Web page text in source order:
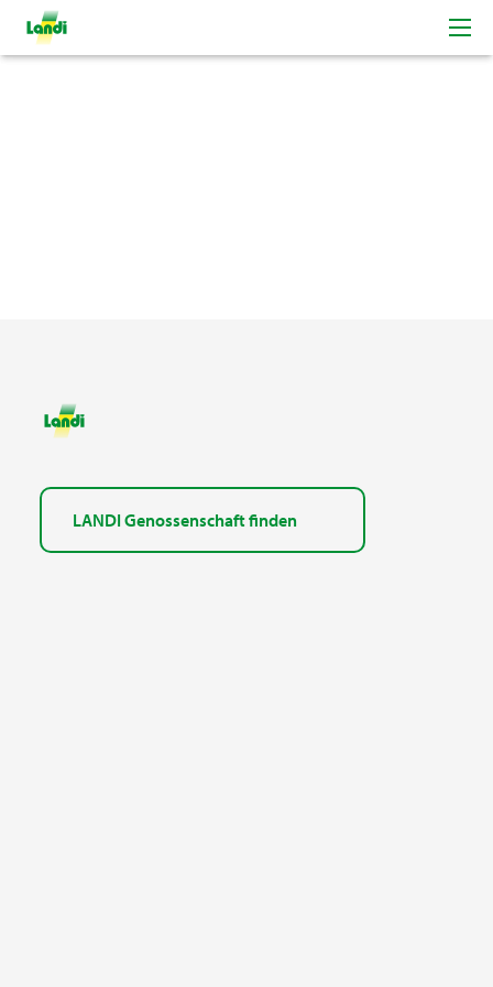
LANDI Genossenschaft finden